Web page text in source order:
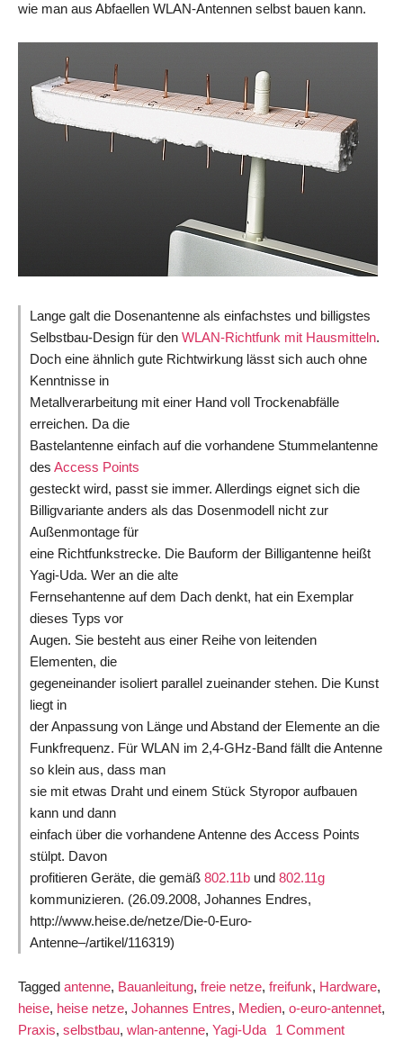
wie man aus Abfaellen WLAN-Antennen selbst bauen kann.
Lange galt die Dosenantenne als einfachstes und billigstes
Selbstbau-Design für den WLAN-Richtfunk mit Hausmitteln.
Doch eine ähnlich gute Richtwirkung lässt sich auch ohne
Kenntnisse in
Metallverarbeitung mit einer Hand voll Trockenabfälle
erreichen. Da die
Bastelantenne einfach auf die vorhandene Stummelantenne
des Access Points
gesteckt wird, passt sie immer. Allerdings eignet sich die
Billigvariante anders als das Dosenmodell nicht zur
Außenmontage für
eine Richtfunkstrecke. Die Bauform der Billigantenne heißt
Yagi-Uda. Wer an die alte
Fernsehantenne auf dem Dach denkt, hat ein Exemplar
dieses Typs vor
Augen. Sie besteht aus einer Reihe von leitenden
Elementen, die
gegeneinander isoliert parallel zueinander stehen. Die Kunst
liegt in
der Anpassung von Länge und Abstand der Elemente an die
Funkfrequenz. Für WLAN im 2,4-GHz-Band fällt die Antenne
so klein aus, dass man
sie mit etwas Draht und einem Stück Styropor aufbauen
kann und dann
einfach über die vorhandene Antenne des Access Points
stülpt. Davon
profitieren Geräte, die gemäß 802.11b und 802.11g
kommunizieren. (26.09.2008, Johannes Endres,
http://www.heise.de/netze/Die-0-Euro-
Antenne–/artikel/116319)
Tagged antenne, Bauanleitung, freie netze, freifunk, Hardware,
heise, heise netze, Johannes Entres, Medien, o-euro-antennet,
Praxis, selbstbau, wlan-antenne, Yagi-Uda 1 Commenton